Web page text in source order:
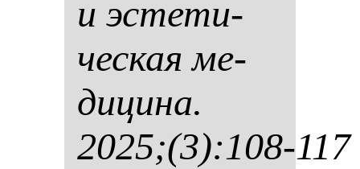
и эс­те­ти­
чес­кая ме­
ди­ци­на.
2025;(3):108-117